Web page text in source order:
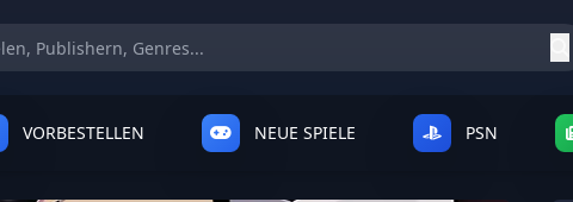
VORBESTELLEN NEUE SPIELE PSN